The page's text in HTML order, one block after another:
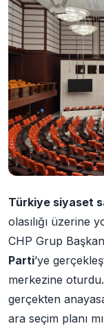
Türkiye siyaset
olasılığı üzerine
CHP Grup
Parti’ye
merkezine
gerçekten
ara seçim planı